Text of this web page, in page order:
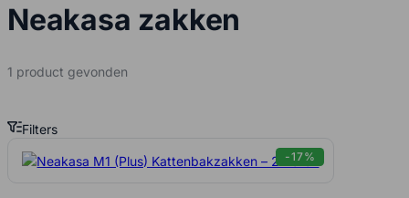
Neakasa zakken
1 product gevonden
Filters
Neakasa zakken Producten-17%